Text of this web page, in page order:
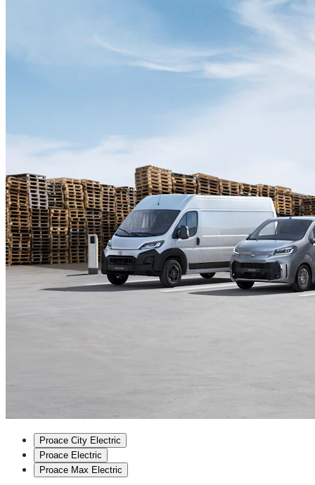
Proace City Electric
Proace Electric
Proace Max Electric